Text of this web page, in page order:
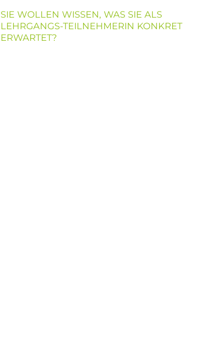
SIE WOLLEN WISSEN, WAS SIE ALS
LEHRGANGS-TEILNEHMERIN KONKRET
ERWARTET?